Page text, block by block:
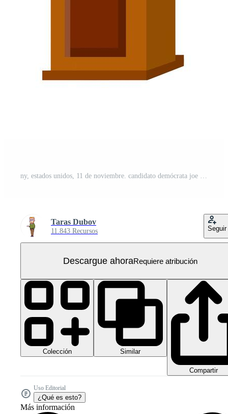
ny, estados unidos, 11 de noviembre. candidato demócrata joe biden
Taras Dubov
11.843 Recursos Seguir
Descargue ahoraRequiere atribución
Colección Similar
Compartir
Uso Editorial
¿Qué es esto?
Más información